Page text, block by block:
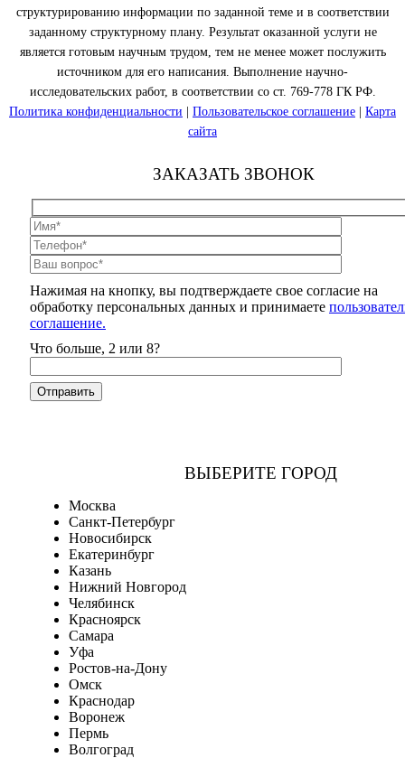
структурированию информации по заданной теме и в соответствии
заданному структурному плану. Результат оказанной услуги не
является готовым научным трудом, тем не менее может послужить
источником для его написания. Выполнение научно-
исследовательских работ, в соответствии со ст. 769-778 ГК РФ.
Политика конфиденциальности
Пользовательское соглашение
Карта
сайта
ЗАКАЗАТЬ ЗВОНОК
Нажимая на кнопку, вы подтверждаете свое согласие на
обработку персональных данных и принимаете
соглашение.
Что больше, 2 или 8?
ВЫБЕРИТЕ ГОРОД
Москва
Санкт-Петербург
Новосибирск
Екатеринбург
Казань
Нижний Новгород
Челябинск
Красноярск
Самара
Уфа
Ростов-на-Дону
Омск
Краснодар
Воронеж
Пермь
Волгоград